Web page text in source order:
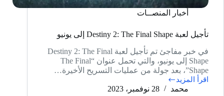
أخبار المنصــات
تأجيل لعبة Destiny 2: The Final Shape إلى يونيو
في خبر مفاجئ تم تأجيل لعبة Destiny 2: The Final
Shape إلى يونيو، والتي تحمل عنوان “The Final
Shape”، بعد جولة من عمليات التسريح الأخيرة…
اقرأ المزيد
تأجيل
محمد 28 نوفمبر، 2023